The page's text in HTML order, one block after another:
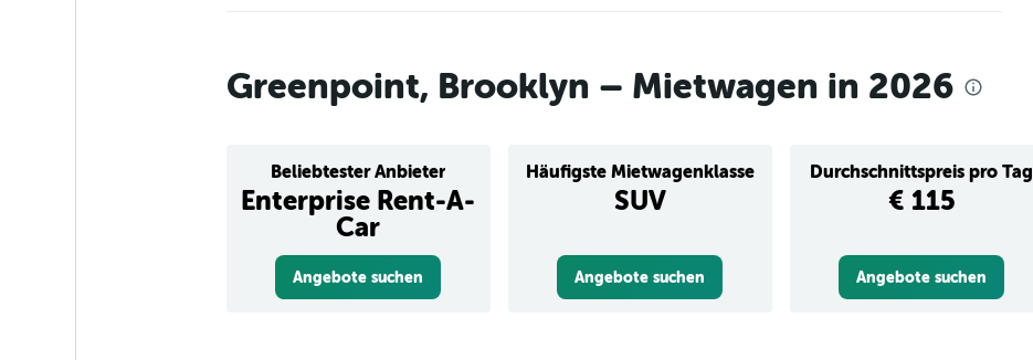
Greenpoint, Brooklyn – Mietwagen in 2026
Beliebtester Anbieter
Enterprise Rent-A-
Car
Häufigste Mietwagenklasse
SUV
Durchschnittspreis pro Tag
€ 115
Angebote suchen Angebote suchen Angebote suchen